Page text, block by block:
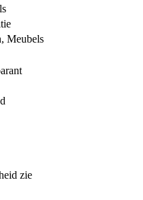
, Meubels
zie